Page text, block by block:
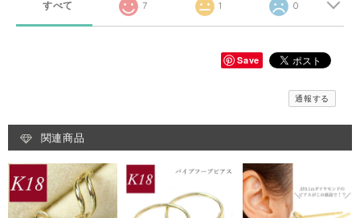
すべて 7 1 0
Save
通報する
関連商品